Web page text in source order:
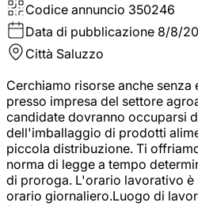
Codice annuncio 350246
Data di pubblicazione 8/8/
Città Saluzzo
Cerchiamo risorse anche senza
presso impresa del settore
candidate dovranno occuparsi
dell'imballaggio di prodotti
piccola distribuzione. Ti
norma di legge a tempo
di proroga. L'orario lavorativo è
orario giornaliero.Luogo di